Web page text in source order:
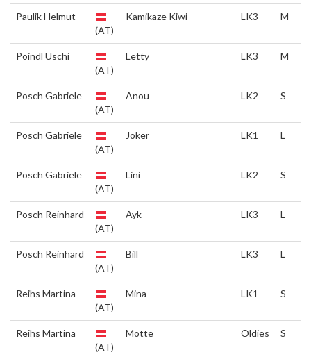
Paulik Helmut
(AT)
Kamikaze Kiwi LK3 M
Poindl Uschi
(AT)
Letty LK3 M
Posch Gabriele
(AT)
Anou LK2 S
Posch Gabriele
(AT)
Joker LK1 L
Posch Gabriele
(AT)
Lini LK2 S
Posch Reinhard
(AT)
Ayk LK3 L
Posch Reinhard
(AT)
Bill LK3 L
Reihs Martina
(AT)
Mina LK1 S
Reihs Martina
(AT)
Motte Oldies S